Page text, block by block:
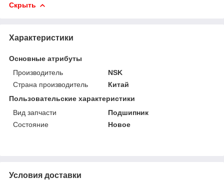
Скрыть
Характеристики
Основные атрибуты
Производитель
NSK
Страна производитель
Китай
Пользовательские характеристики
Вид запчасти
Подшипник
Состояние
Новое
Условия доставки